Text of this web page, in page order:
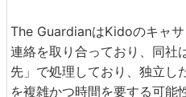
The GuardianはKidoのキャ
連絡を取り合っており、同社
先」で処理しており、独立し
を複雑かつ時間を要する可能